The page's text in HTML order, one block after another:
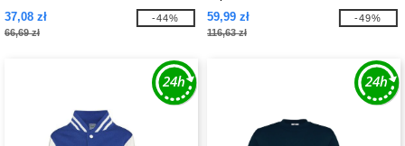
37,08 zł
66,69 zł
-44%
59,99 zł
116,63 zł
-49%